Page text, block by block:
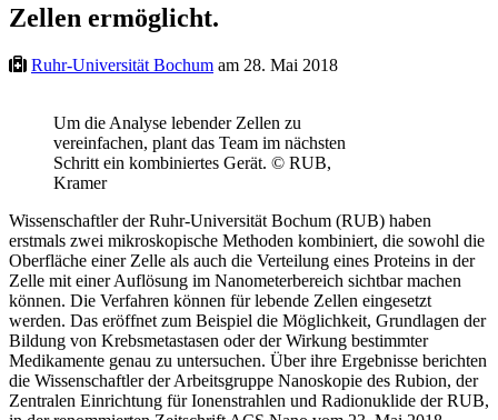
Zellen ermöglicht.
Ruhr-Universität Bochum am 28. Mai 2018
Um die Analyse lebender Zellen zu
vereinfachen, plant das Team im nächsten
Schritt ein kombiniertes Gerät. © RUB,
Kramer
Wissenschaftler der Ruhr-Universität Bochum (RUB) haben
erstmals zwei mikroskopische Methoden kombiniert, die sowohl die
Oberfläche einer Zelle als auch die Verteilung eines Proteins in der
Zelle mit einer Auflösung im Nanometerbereich sichtbar machen
können. Die Verfahren können für lebende Zellen eingesetzt
werden. Das eröffnet zum Beispiel die Möglichkeit, Grundlagen der
Bildung von Krebsmetastasen oder der Wirkung bestimmter
Medikamente genau zu untersuchen. Über ihre Ergebnisse berichten
die Wissenschaftler der Arbeitsgruppe Nanoskopie des Rubion, der
Zentralen Einrichtung für Ionenstrahlen und Radionuklide der RUB,